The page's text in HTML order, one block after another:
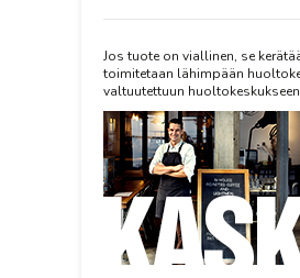
Jos tuote on viallinen, se
toimitetaan lähimpään
valtuutettuun